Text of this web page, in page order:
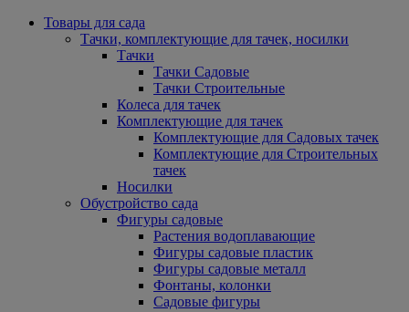
Товары для сада
Тачки, комплектующие для тачек, носилки
Тачки
Тачки Садовые
Тачки Строительные
Колеса для тачек
Комплектующие для тачек
Комплектующие для Садовых тачек
Комплектующие для Строительных
тачек
Носилки
Обустройство сада
Фигуры садовые
Растения водоплавающие
Фигуры садовые пластик
Фигуры садовые металл
Фонтаны, колонки
Садовые фигуры